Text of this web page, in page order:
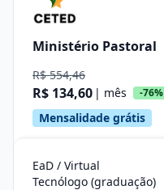
Ministério Pastoral
R$ 554,46
R$ 134,60 | mês -76%
Mensalidade grátis
EaD / Virtual
Tecnólogo (graduação)